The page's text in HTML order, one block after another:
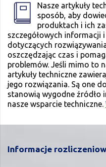
Nasze artykuły
sposób, aby
produktach i ich
szczegółowych informacji
dotyczących
oszczędzając czas i
problemów. Jeśli mimo to
artykuły techniczne
jego rozwiązania. Są one
stanowią wygodne źródło
nasze wsparcie techniczne.
Informacje